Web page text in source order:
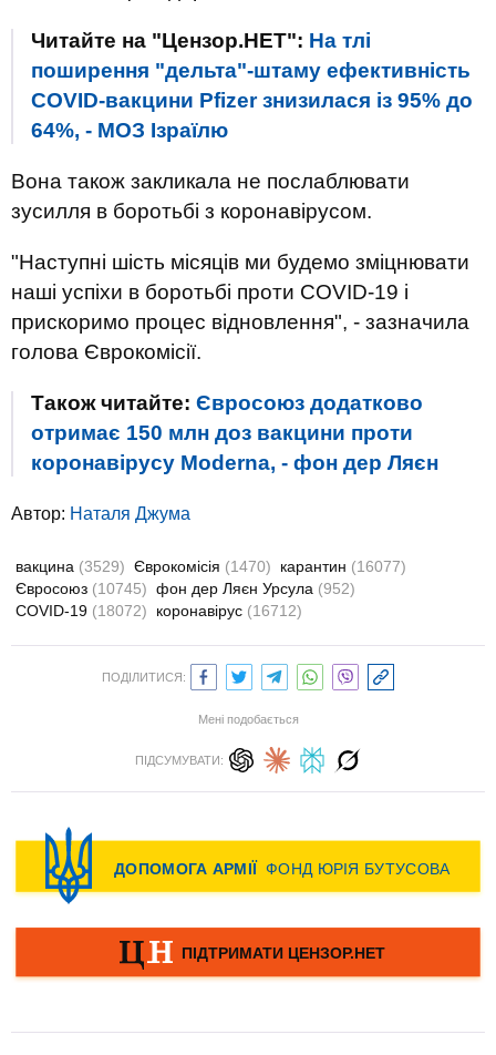
Читайте на "Цензор.НЕТ": На тлі
поширення "дельта"-штаму ефективність
COVID-вакцини Pfizer знизилася із 95% до
64%, - МОЗ Ізраїлю
Вона також закликала не послаблювати
зусилля в боротьбі з коронавірусом.
"Наступні шість місяців ми будемо зміцнювати
наші успіхи в боротьбі проти COVID-19 і
прискоримо процес відновлення", - зазначила
голова Єврокомісії.
Також читайте: Євросоюз додатково
отримає 150 млн доз вакцини проти
коронавірусу Moderna, - фон дер Ляєн
Автор: Наталя Джума
вакцина (3529) Єврокомісія (1470) карантин (16077)
Євросоюз (10745) фон дер Ляєн Урсула (952)
COVID-19 (18072) коронавірус (16712)
ПОДІЛИТИСЯ:
Мені подобається
ПІДСУМУВАТИ: